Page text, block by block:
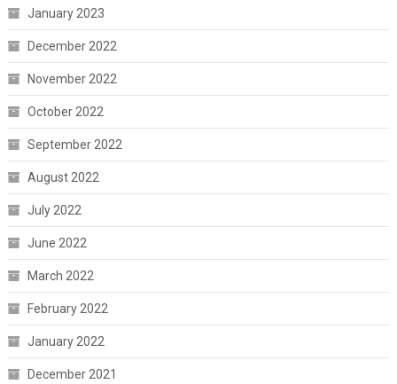
January 2023
December 2022
November 2022
October 2022
September 2022
August 2022
July 2022
June 2022
March 2022
February 2022
January 2022
December 2021